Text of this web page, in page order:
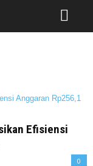
Efisiensi
0